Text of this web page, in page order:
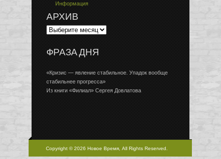
Информация
АРХИВ
ФРАЗА ДНЯ
«Кризис — явление стабильное. Упадок вообще
стабильнее прогресса»
Из книги «Филиал» Сергея Довлатова
Copyright © 2026 Новое Время, All Rights Reserved.